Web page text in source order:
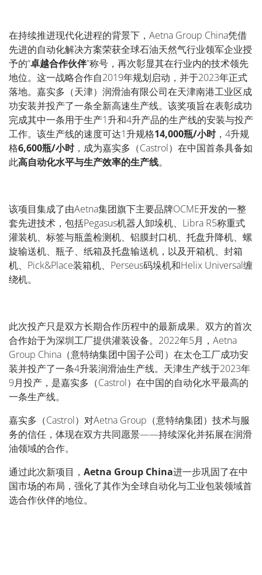
在持续推进现代化进程的背景下， Aetna Group China凭借
先进的自动化解决方案荣获全球石油天然气行业领军企业授
予的“卓越合作伙伴”称号， 再次彰显其在行业内的技术领先
地位。 这一战略合作自2019年规划启动 ， 并于2023年正式
落地。嘉实多（天津） 润滑油有限公司在天津南港工业区成
功安装并投产了一条全新高速生产线。 该奖项旨在表彰成功
完成其中一条用于生产1升和4升产品的生产线的安装与投产
工作。 该生产线的速度可达1升规格14,000瓶/小时，4升规
格6,600瓶/小时，成为嘉实多（Castrol）在中国首条具备如
此高自动化水平与生产效率的生产线。
该项目集成了由Aetna集团旗下主要品牌OCME开发的一整
套先进技术 ，包括Pegasus机器人卸垛机、 Libra R5称重式
灌装机、 标签与瓶盖检测机、 铝膜封口机、托盘升降机、螺
旋输送机、瓶子、 纸箱及托盘输送机，以及开箱机、封箱
机、 Pick&Place装箱机、 Perseus码垛机和Helix Universal缠
绕机。
此次投产只是双方长期合作历程中的最新成果。双方的首次
合作始于为深圳工厂提供灌装设备。 2022年5月， Aetna
Group China （意特纳集团中国子公司）在太仓工厂成功安
装并投产了一条4升装润滑油生产线。天津生产线于2023年
9月投产 ，是嘉实多（Castrol）在中国的自动化水平最高的
一条生产线。
嘉实多（Castrol） 对Aetna Group （意特纳集团）技术与服
务的信任，体现在双方共同愿景——持续深化并拓展在润滑
油领域的合作。
通过此次新项目， Aetna Group China进一步巩固了在中
国市场的布局，强化了其作为全球自动化与工业包装领域首
选合作伙伴的地位。